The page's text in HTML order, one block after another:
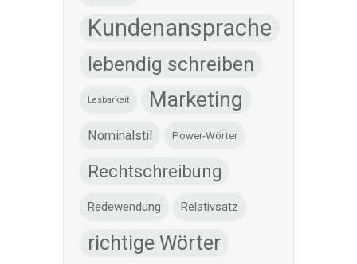
Kundenansprache
lebendig schreiben
Lesbarkeit Marketing
Nominalstil Power-Wörter
Rechtschreibung
Redewendung Relativsatz
richtige Wörter